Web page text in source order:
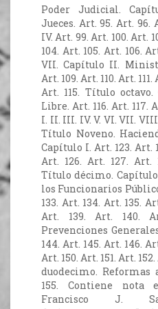
Poder Judicial.
Jueces. Art. 95. Art.
IV. Art. 99. Art. 100. Art.
104. Art. 105. Art. 106.
VII. Capítulo II.
Art. 109. Art. 110. Art. 111.
Art. 115. Título
Libre. Art. 116. Art. 117.
I. II. III. IV. V. VI. VII.
Título Noveno.
Capítulo I. Art. 123. Art.
Art. 126. Art. 127. Art.
Título décimo.
los Funcionarios
133. Art. 134. Art. 135.
Art. 139. Art. 140.
Prevenciones
144. Art. 145. Art. 146.
Art. 150. Art. 151. Art.
duodecimo.
155. Contiene
Francisco J.